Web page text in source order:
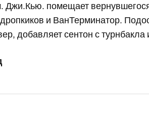
Джи.Кью. помещает
дропкиков и ВанТерминатор.
добавляет сентон с турнбакла